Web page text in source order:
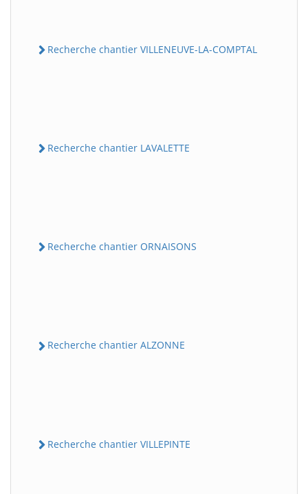
Recherche chantier VILLENEUVE-LA-COMPTAL
Recherche chantier LAVALETTE
Recherche chantier ORNAISONS
Recherche chantier ALZONNE
Recherche chantier VILLEPINTE